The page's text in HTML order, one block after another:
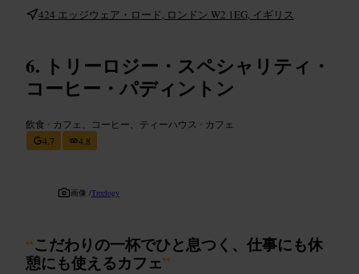
424 エッジウェア・ロード, ロンドン W2 1EG, イギリス
トリーロジー・スペシャリティ・
コーヒー・パディントン
飲食 • カフェ、コーヒー、ティーハウス • カフェ
4.7
4.8
画像 /Treelogy
“こだわりの一杯でひと息つく、仕事にも休
憩にも使えるカフェ”